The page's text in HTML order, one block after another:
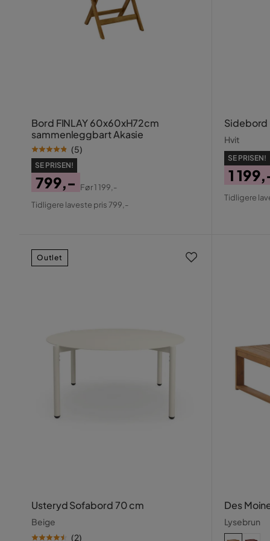
Bord FINLAY 60x60xH72cm
sammenleggbart Akasie
(5)
SE PRISEN!
Pris
799,-
Original
Før1 199,-
Tidligere laveste pris 799,-
Sidebord
Hvit
SE PRISEN!
Pris
1
Tidligere
Usteryd Sofabord 70 cm
Beige
(2)
Outlet
Des
Lysebrun